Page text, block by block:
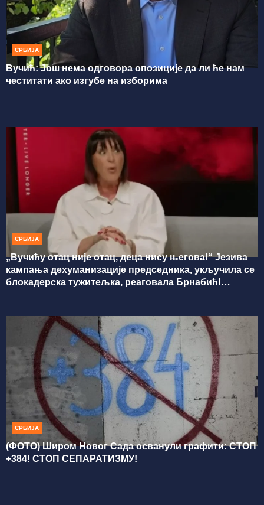
СРБИЈА
Вучић: Још нема одговора опозиције да ли ће нам
честитати ако изгубе на изборима
СРБИЈА
„Вучићу отац није отац, деца нису његова!“ Језива
кампања дехуманизације председника, укључила се
блокадерска тужитељка, реаговала Брнабић!
СРБИЈА
(ФОТО) Широм Новог Сада осванули графити: СТОП
+384! СТОП СЕПАРАТИЗМУ!